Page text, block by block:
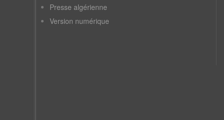
Presse algérienne
Version numérique